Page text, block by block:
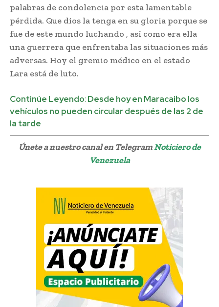
palabras de condolencia por esta lamentable
pérdida. Que dios la tenga en su gloria porque se
fue de este mundo luchando , así como era ella
una guerrera que enfrentaba las situaciones más
adversas. Hoy el gremio médico en el estado
Lara está de luto.
Continúe Leyendo: Desde hoy en Maracaibo los
vehículos no pueden circular después de las 2 de
la tarde
Únete a nuestro canal en TelegramNoticiero de
Venezuela